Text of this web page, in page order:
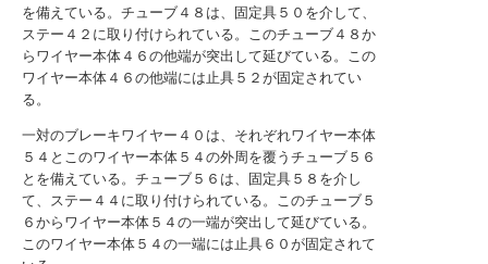
を備えている。チューブ４８は、固定具５０を介して、
ステー４２に取り付けられている。このチューブ４８か
らワイヤー本体４６の他端が突出して延びている。この
ワイヤー本体４６の他端には止具５２が固定されてい
る。
一対のブレーキワイヤー４０は、それぞれワイヤー本体
５４とこのワイヤー本体５４の外周を覆うチューブ５６
とを備えている。チューブ５６は、固定具５８を介し
て、ステー４４に取り付けられている。このチューブ５
６からワイヤー本体５４の一端が突出して延びている。
このワイヤー本体５４の一端には止具６０が固定されて